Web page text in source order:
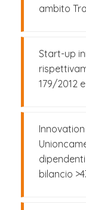
ambito
Start-up
179/2012
bilancio